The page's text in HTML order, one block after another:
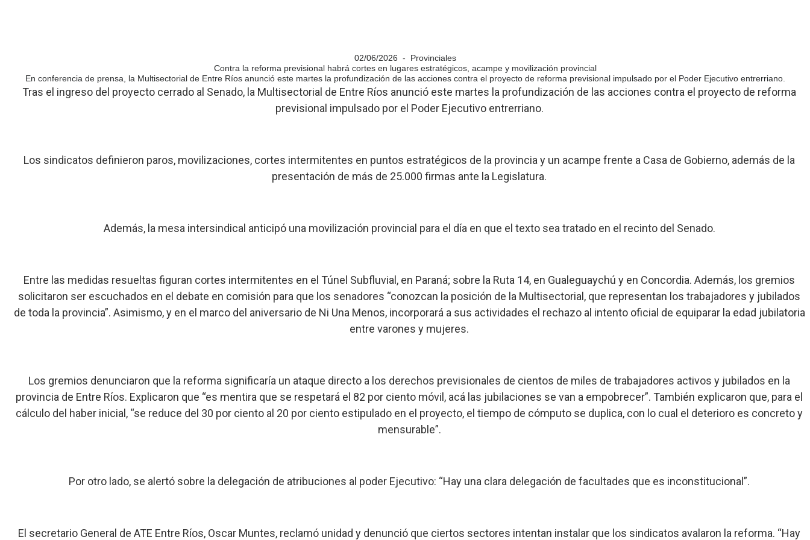
02/06/2026 - Provinciales
Contra la reforma previsional habrá cortes en lugares estratégicos, acampe y movilización provincial
En conferencia de prensa, la Multisectorial de Entre Ríos anunció este martes la profundización de las acciones contra el proyecto de reforma previsional impulsado por el Poder Ejecutivo entrerriano.
Tras el ingreso del proyecto cerrado al Senado, la Multisectorial de Entre Ríos anunció este martes la profundización de las acciones contra el proyecto de reforma
previsional impulsado por el Poder Ejecutivo entrerriano.
Los sindicatos definieron paros, movilizaciones, cortes intermitentes en puntos estratégicos de la provincia y un acampe frente a Casa de Gobierno, además de la
presentación de más de 25.000 firmas ante la Legislatura.
Además, la mesa intersindical anticipó una movilización provincial para el día en que el texto sea tratado en el recinto del Senado.
Entre las medidas resueltas figuran cortes intermitentes en el Túnel Subfluvial, en Paraná; sobre la Ruta 14, en Gualeguaychú y en Concordia. Además, los gremios
solicitaron ser escuchados en el debate en comisión para que los senadores “conozcan la posición de la Multisectorial, que representan los trabajadores y jubilados
de toda la provincia”. Asimismo, y en el marco del aniversario de Ni Una Menos, incorporará a sus actividades el rechazo al intento oficial de equiparar la edad jubilatoria
entre varones y mujeres.
Los gremios denunciaron que la reforma significaría un ataque directo a los derechos previsionales de cientos de miles de trabajadores activos y jubilados en la
provincia de Entre Ríos. Explicaron que “es mentira que se respetará el 82 por ciento móvil, acá las jubilaciones se van a empobrecer”. También explicaron que, para el
cálculo del haber inicial, “se reduce del 30 por ciento al 20 por ciento estipulado en el proyecto, el tiempo de cómputo se duplica, con lo cual el deterioro es concreto y
mensurable”.
Por otro lado, se alertó sobre la delegación de atribuciones al poder Ejecutivo: “Hay una clara delegación de facultades que es inconstitucional”.
El secretario General de ATE Entre Ríos, Oscar Muntes, reclamó unidad y denunció que ciertos sectores intentan instalar que los sindicatos avalaron la reforma. “Hay